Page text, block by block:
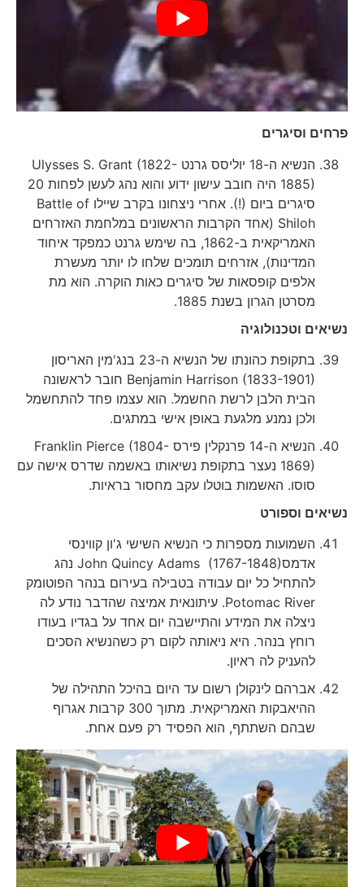
פרחים וסיגרים
הנשיא ה-18 יוליסס גרנט Ulysses S. Grant (1822-
1885) היה חובב עישון ידוע והוא נהג לעשן לפחות 20
סיגרים ביום (!). אחרי ניצחונו בקרב שיילו Battle of
Shiloh (אחד הקרבות הראשונים במלחמת האזרחים
האמריקאית ב-1862, בה שימש גרנט כמפקד איחוד
המדינות), אזרחים תומכים שלחו לו יותר מעשרת
אלפים קופסאות של סיגרים כאות הוקרה. הוא מת
מסרטן הגרון בשנת 1885.
נשיאים וטכנולוגיה
בתקופת כהונתו של הנשיא ה-23 בנג'מין האריסון
Benjamin Harrison (1833-1901) חובר לראשונה
הבית הלבן לרשת החשמל. הוא עצמו פחד להתחשמל
ולכן נמנע מלגעת באופן אישי במתגים.
הנשיא ה-14 פרנקלין פירס Franklin Pierce (1804-
1869) נעצר בתקופת נשיאותו באשמה שדרס אישה עם
סוסו. האשמות בוטלו עקב מחסור בראיות.
נשיאים וספורט
השמועות מספרות כי הנשיא השישי ג'ון קווינסי
אדמסJohn Quincy Adams (1767-1848) נהג
להתחיל כל יום עבודה בטבילה בעירום בנהר הפוטומק
Potomac River. עיתונאית אמיצה שהדבר נודע לה
ניצלה את המידע והתיישבה יום אחד על בגדיו בעודו
רוחץ בנהר. היא ניאותה לקום רק כשהנשיא הסכים
להעניק לה ראיון.
אברהם לינקולן רשום עד היום בהיכל התהילה של
ההיאבקות האמריקאית. מתוך 300 קרבות אגרוף
שבהם השתתף, הוא הפסיד רק פעם אחת.